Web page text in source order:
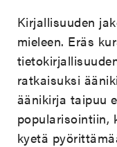
Kirjallisuuden
mieleen. Eräs
ratkaisuksi
äänikirja taipuu
popularisointiin,
kyetä